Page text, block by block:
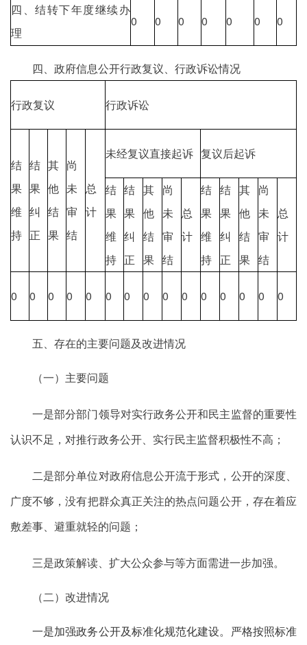
四、结转下年度继续办
理
0 0 0 0 0 0 0
四、政府信息公开行政复议、行政诉讼情况
行政复议 行政诉讼
结
果
维
持
结
果
纠
正
其
他
结
果
尚
未
审
结
总
计
未经复议直接起诉 复议后起诉
结
果
维
持
结
果
纠
正
其
他
结
果
尚
未
审
结
总
计
结
果
维
持
结
果
纠
正
其
他
结
果
尚
未
审
结
总
计
0 0 0 0 0 0 0 0 0 0 0 0 0 0 0
五、存在的主要问题及改进情况
（一）主要问题
一是部分部门领导对实行政务公开和民主监督的重要性
认识不足，对推行政务公开、实行民主监督积极性不高；
二是部分单位对政府信息公开流于形式，公开的深度、
广度不够，没有把群众真正关注的热点问题公开，存在着应
敷差事、避重就轻的问题；
三是政策解读、 扩大公众参与等方面需进一步加强。
（二）改进情况
一是加强政务公开及标准化规范化建设。严格按照标准